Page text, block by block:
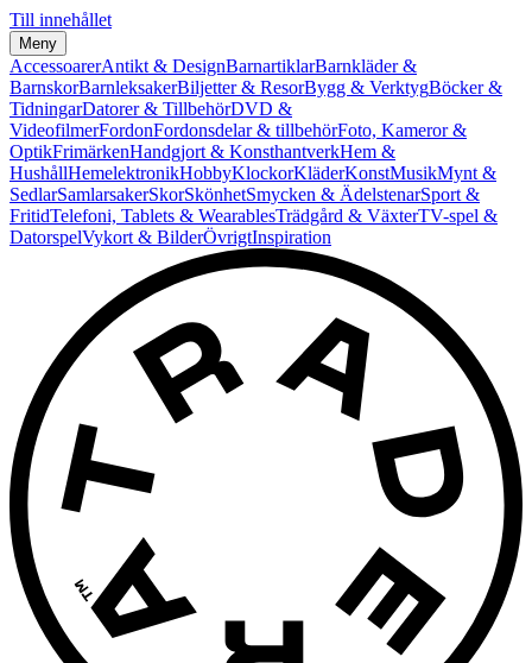
Till innehållet
Meny
AccessoarerAntikt & DesignBarnartiklarBarnkläder &
BarnskorBarnleksakerBiljetter & ResorBygg & VerktygBöcker &
TidningarDatorer & TillbehörDVD &
VideofilmerFordonFordonsdelar & tillbehörFoto, Kameror &
OptikFrimärkenHandgjort & KonsthantverkHem &
HushållHemelektronikHobbyKlockorKläderKonstMusikMynt &
SedlarSamlarsakerSkorSkönhetSmycken & ÄdelstenarSport &
FritidTelefoni, Tablets & WearablesTrädgård & VäxterTV-spel &
DatorspelVykort & BilderÖvrigtInspiration